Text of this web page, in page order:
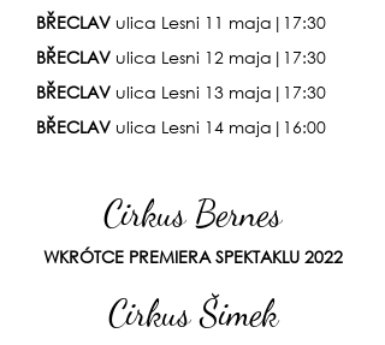
BŘECLAV ulica Lesni 11 maja |17:30
BŘECLAV ulica Lesni 12 maja |17:30
BŘECLAV ulica Lesni 13 maja |17:30
BŘECLAV ulica Lesni 14 maja |16:00
Cirkus Bernes
WKRÓTCE PREMIERA SPEKTAKLU 2022
Cirkus Šimek